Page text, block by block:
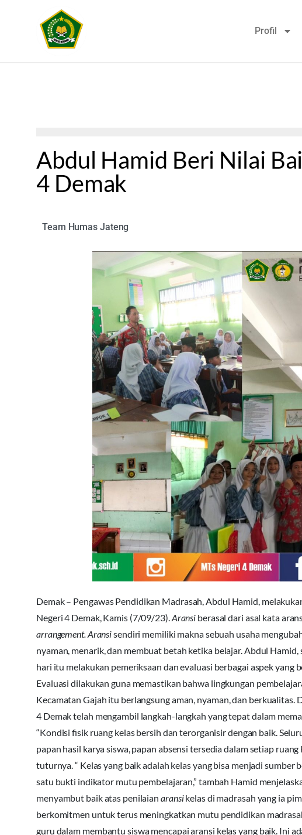
Profil
Abdul Hamid Beri Nilai
4 Demak
Team Humas Jateng
Demak – Pengawas Pendidikan Madrasah, Abdul Hamid,
Negeri 4 Demak, Kamis (7/09/23).Aransi berasal dari asal kata
arrangement.Aransisendiri memiliki makna sebuah usaha
nyaman, menarik, dan membuat betah ketika belajar. Abdul
hari itu melakukan pemeriksaan dan evaluasi berbagai aspek yang
Evaluasi dilakukan guna memastikan bahwa lingkungan
Kecamatan Gajah itu berlangsung aman, nyaman, dan
4 Demak telah mengambil langkah-langkah yang tepat dalam
“Kondisi fisik ruang kelas bersih dan terorganisir dengan baik.
papan hasil karya siswa, papan absensi tersedia dalam setiap
tuturnya. “ Kelas yang baik adalah kelas yang bisa menjadi
satu bukti indikator mutu pembelajaran,” tambah Hamid
menyambut baik atas penilaian aransikelas di madrasah yang ia
berkomitmen untuk terus meningkatkan mutu pendidikan
guru dalam membantu siswa mencapai aransi kelas yang baik. Ini